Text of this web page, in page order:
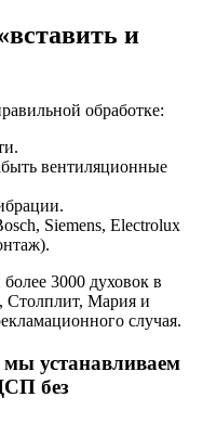
и
обработке:
вентиляционные
Siemens, Electrolux
3000 духовок в
Столплит, Мария и
случая.
устанавливаем
без